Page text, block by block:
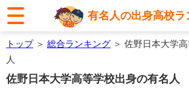
有名人の出身高校ラ
トップ＞ 総合ランキング ＞ 佐野日本大学
人
佐野日本大学高等学校出身の有名人